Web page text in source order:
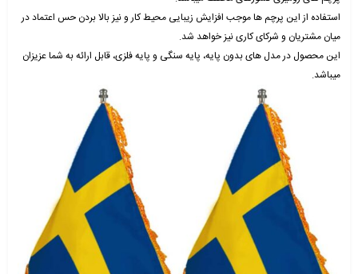
استفاده از این پرچم ها موجب افزایش زیبایی محیط کار و نیز بالا بردن حس اعتماد در
میان مشتریان و شرکای کاری نیز خواهد شد.
این محصول در مدل های بدون پایه، پایه سنگی و پایه فلزی، قابل ارائه به شما عزیزان
میباشد.